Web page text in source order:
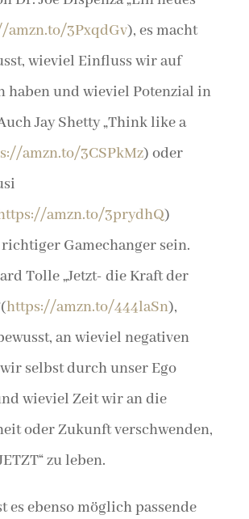
amzn.to/3PxqdGv), es macht
wieviel Einfluss wir auf
haben und wieviel Potenzial in
Jay Shetty „Think like a
amzn.to/3CSPkMz) oder
amzn.to/3prydhQ)
Gamechanger sein.
Tolle „Jetzt- die Kraft der
https://amzn.to/444laSn),
an wieviel negativen
selbst durch unser Ego
wieviel Zeit wir an die
oder Zukunft verschwenden,
zu leben.
es ebenso möglich passende